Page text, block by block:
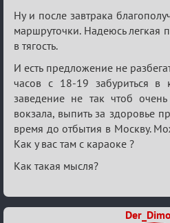
Ну и после завтрака
маршруточки. Надеюсь легкая
в тягость.
И есть предложение не
часов с 18-19 забуриться в
заведение не так чтоб
вокзала, выпить за здоровье
время до отбытия в Москву.
Как у вас там с караоке ?
Как такая мысля?